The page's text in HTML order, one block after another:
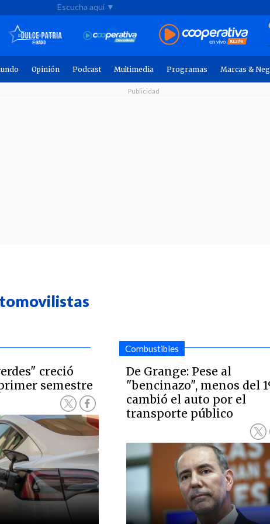
Escucha aquí ▼
Opinión Podcast Multimedia Programas Marcas &
creció
semestre
Combustibles
De Grange: Pese al
"bencinazo", menos del
cambió el auto por el
transporte público